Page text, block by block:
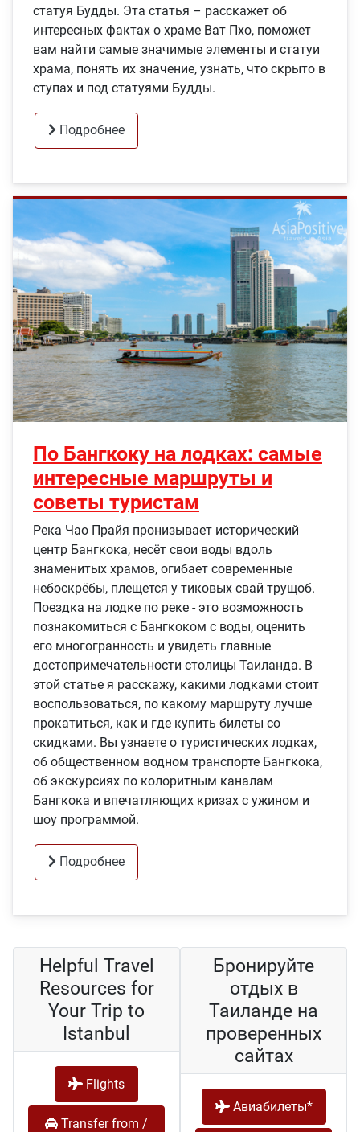
статуя Будды. Эта статья – расскажет об
интересных фактах о храме Ват Пхо, поможет
вам найти самые значимые элементы и статуи
храма, понять их значение, узнать, что скрыто в
ступах и под статуями Будды.
Подробнее
По Бангкоку на лодках: самые
интересные маршруты и
советы туристам
Река Чао Прайя пронизывает исторический
центр Бангкока, несёт свои воды вдоль
знаменитых храмов, огибает современные
небоскрёбы, плещется у тиковых свай трущоб.
Поездка на лодке по реке - это возможность
познакомиться с Бангкоком с воды, оценить
его многогранность и увидеть главные
достопримечательности столицы Таиланда. В
этой статье я расскажу, какими лодками стоит
воспользоваться, по какому маршруту лучше
прокатиться, как и где купить билеты со
скидками. Вы узнаете о туристических лодках,
об общественном водном транспорте Бангкока,
об экскурсиях по колоритным каналам
Бангкока и впечатляющих кризах с ужином и
шоу программой.
Подробнее
Helpful Travel
Resources for
Your Trip to
Istanbul
Flights
Transfer from /
Бронируйте
отдых в
Таиланде на
проверенных
сайтах
Авиабилеты*